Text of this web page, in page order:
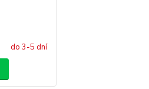
do 3-5 dní